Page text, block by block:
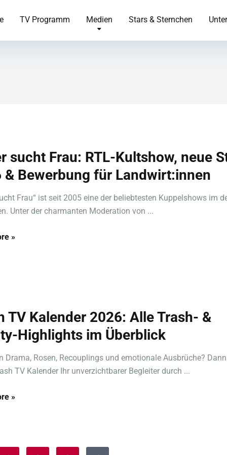
TV Programm Medien Stars & Sternchen
sucht Frau: RTL-Kultshow, neue
& Bewerbung für Landwirt:innen
Frau“ ist seit 2005 eine der beliebtesten Kuppelshows im
Unter der charmanten Moderation von ...
»
TV Kalender 2026: Alle Trash- &
Highlights im Überblick
Drama, Rosen, Recouplings und emotionale Ausbrüche?
TV Kalender Ihr unverzichtbarer Begleiter durch ...
»